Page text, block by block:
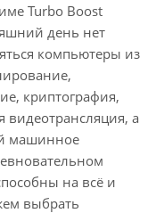
Turbo Boost
день нет
компьютеры из
криптография,
видеотрансляция, а
машинное
на всё и
выбрать